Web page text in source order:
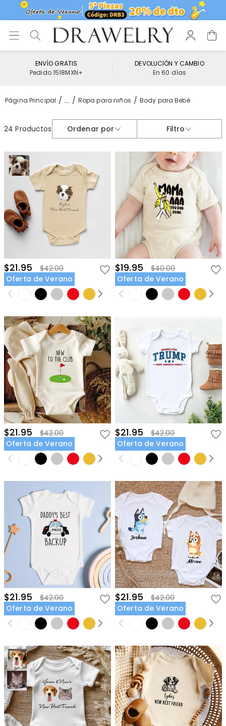
ENVÍO GRATIS
Pedido 1518MXN+
DEVOLUCIÓN Y CAMBIO
En 60 días
Página Principal ... Ropa para niños Body para Bebé
24 Productos Ordenar por Filtro
$21.95
$42.00
Oferta de Verano
$19.95
$40.00
Oferta de Verano
$21.95
$42.00
Oferta de Verano
$21.95
$42.00
Oferta de Verano
$21.95
$42.00
Oferta de Verano
$21.95
$42.00
Oferta de Verano